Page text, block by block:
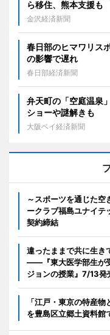
ら移住、熊本支援も
金沢経済新聞
春日部のヒマワリス
の影響で遅れ
春日部経済新聞
弁天町の「空庭温泉
ショーや謎解きも
大阪ベイ経済新聞
～スポーツを通じた空
ークラブ福島ユナイテ
契約締結
違ったままで共に生き
――『東大医学部生が
ジョンの授業』7/13発
「江戸・東京の特産
を豊島区立郷土資料館